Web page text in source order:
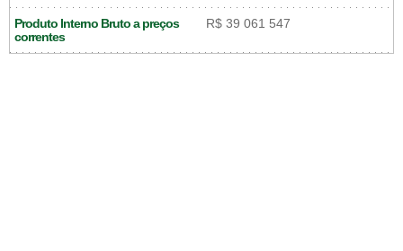
Produto Interno Bruto a preços
correntes
R$ 39 061 547